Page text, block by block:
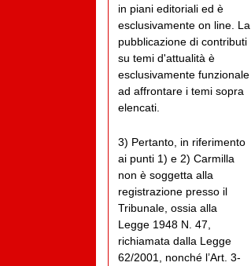
in piani editoriali ed è
esclusivamente on line. La
pubblicazione di contributi
su temi d'attualità è
esclusivamente funzionale
ad affrontare i temi sopra
elencati.
3) Pertanto, in riferimento
ai punti 1) e 2) Carmilla
non è soggetta alla
registrazione presso il
Tribunale, ossia alla
Legge 1948 N. 47,
richiamata dalla Legge
62/2001, nonché l’Art. 3-